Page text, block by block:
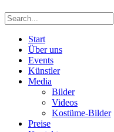
Start
Über uns
Events
Künstler
Media
Bilder
Videos
Kostüme-Bilder
Preise